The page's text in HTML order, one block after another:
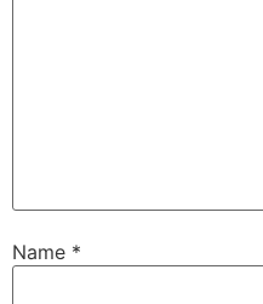
Name *